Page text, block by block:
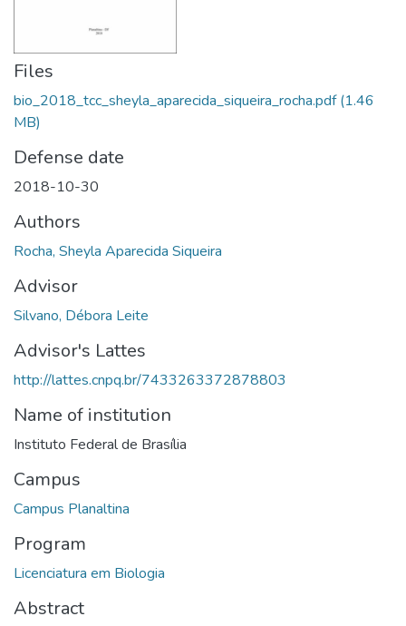
Files
bio_2018_tcc_sheyla_aparecida_siqueira_rocha.pdf(1.46
MB)
Defense date
2018-10-30
Authors
Rocha, Sheyla Aparecida Siqueira
Advisor
Silvano, Débora Leite
Advisor's Lattes
http://lattes.cnpq.br/7433263372878803
Name of institution
Instituto Federal de Brasília
Campus
Campus Planaltina
Program
Licenciatura em Biologia
Abstract